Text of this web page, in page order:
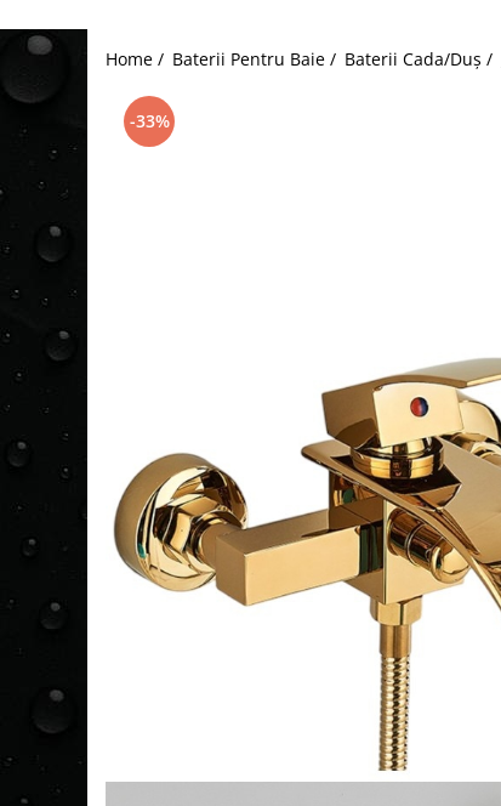
Home / Baterii Pentru Baie / Baterii Cada/Duș /
-33%